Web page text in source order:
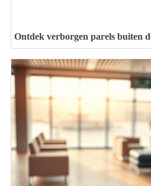
Ontdek verborgen parels buiten